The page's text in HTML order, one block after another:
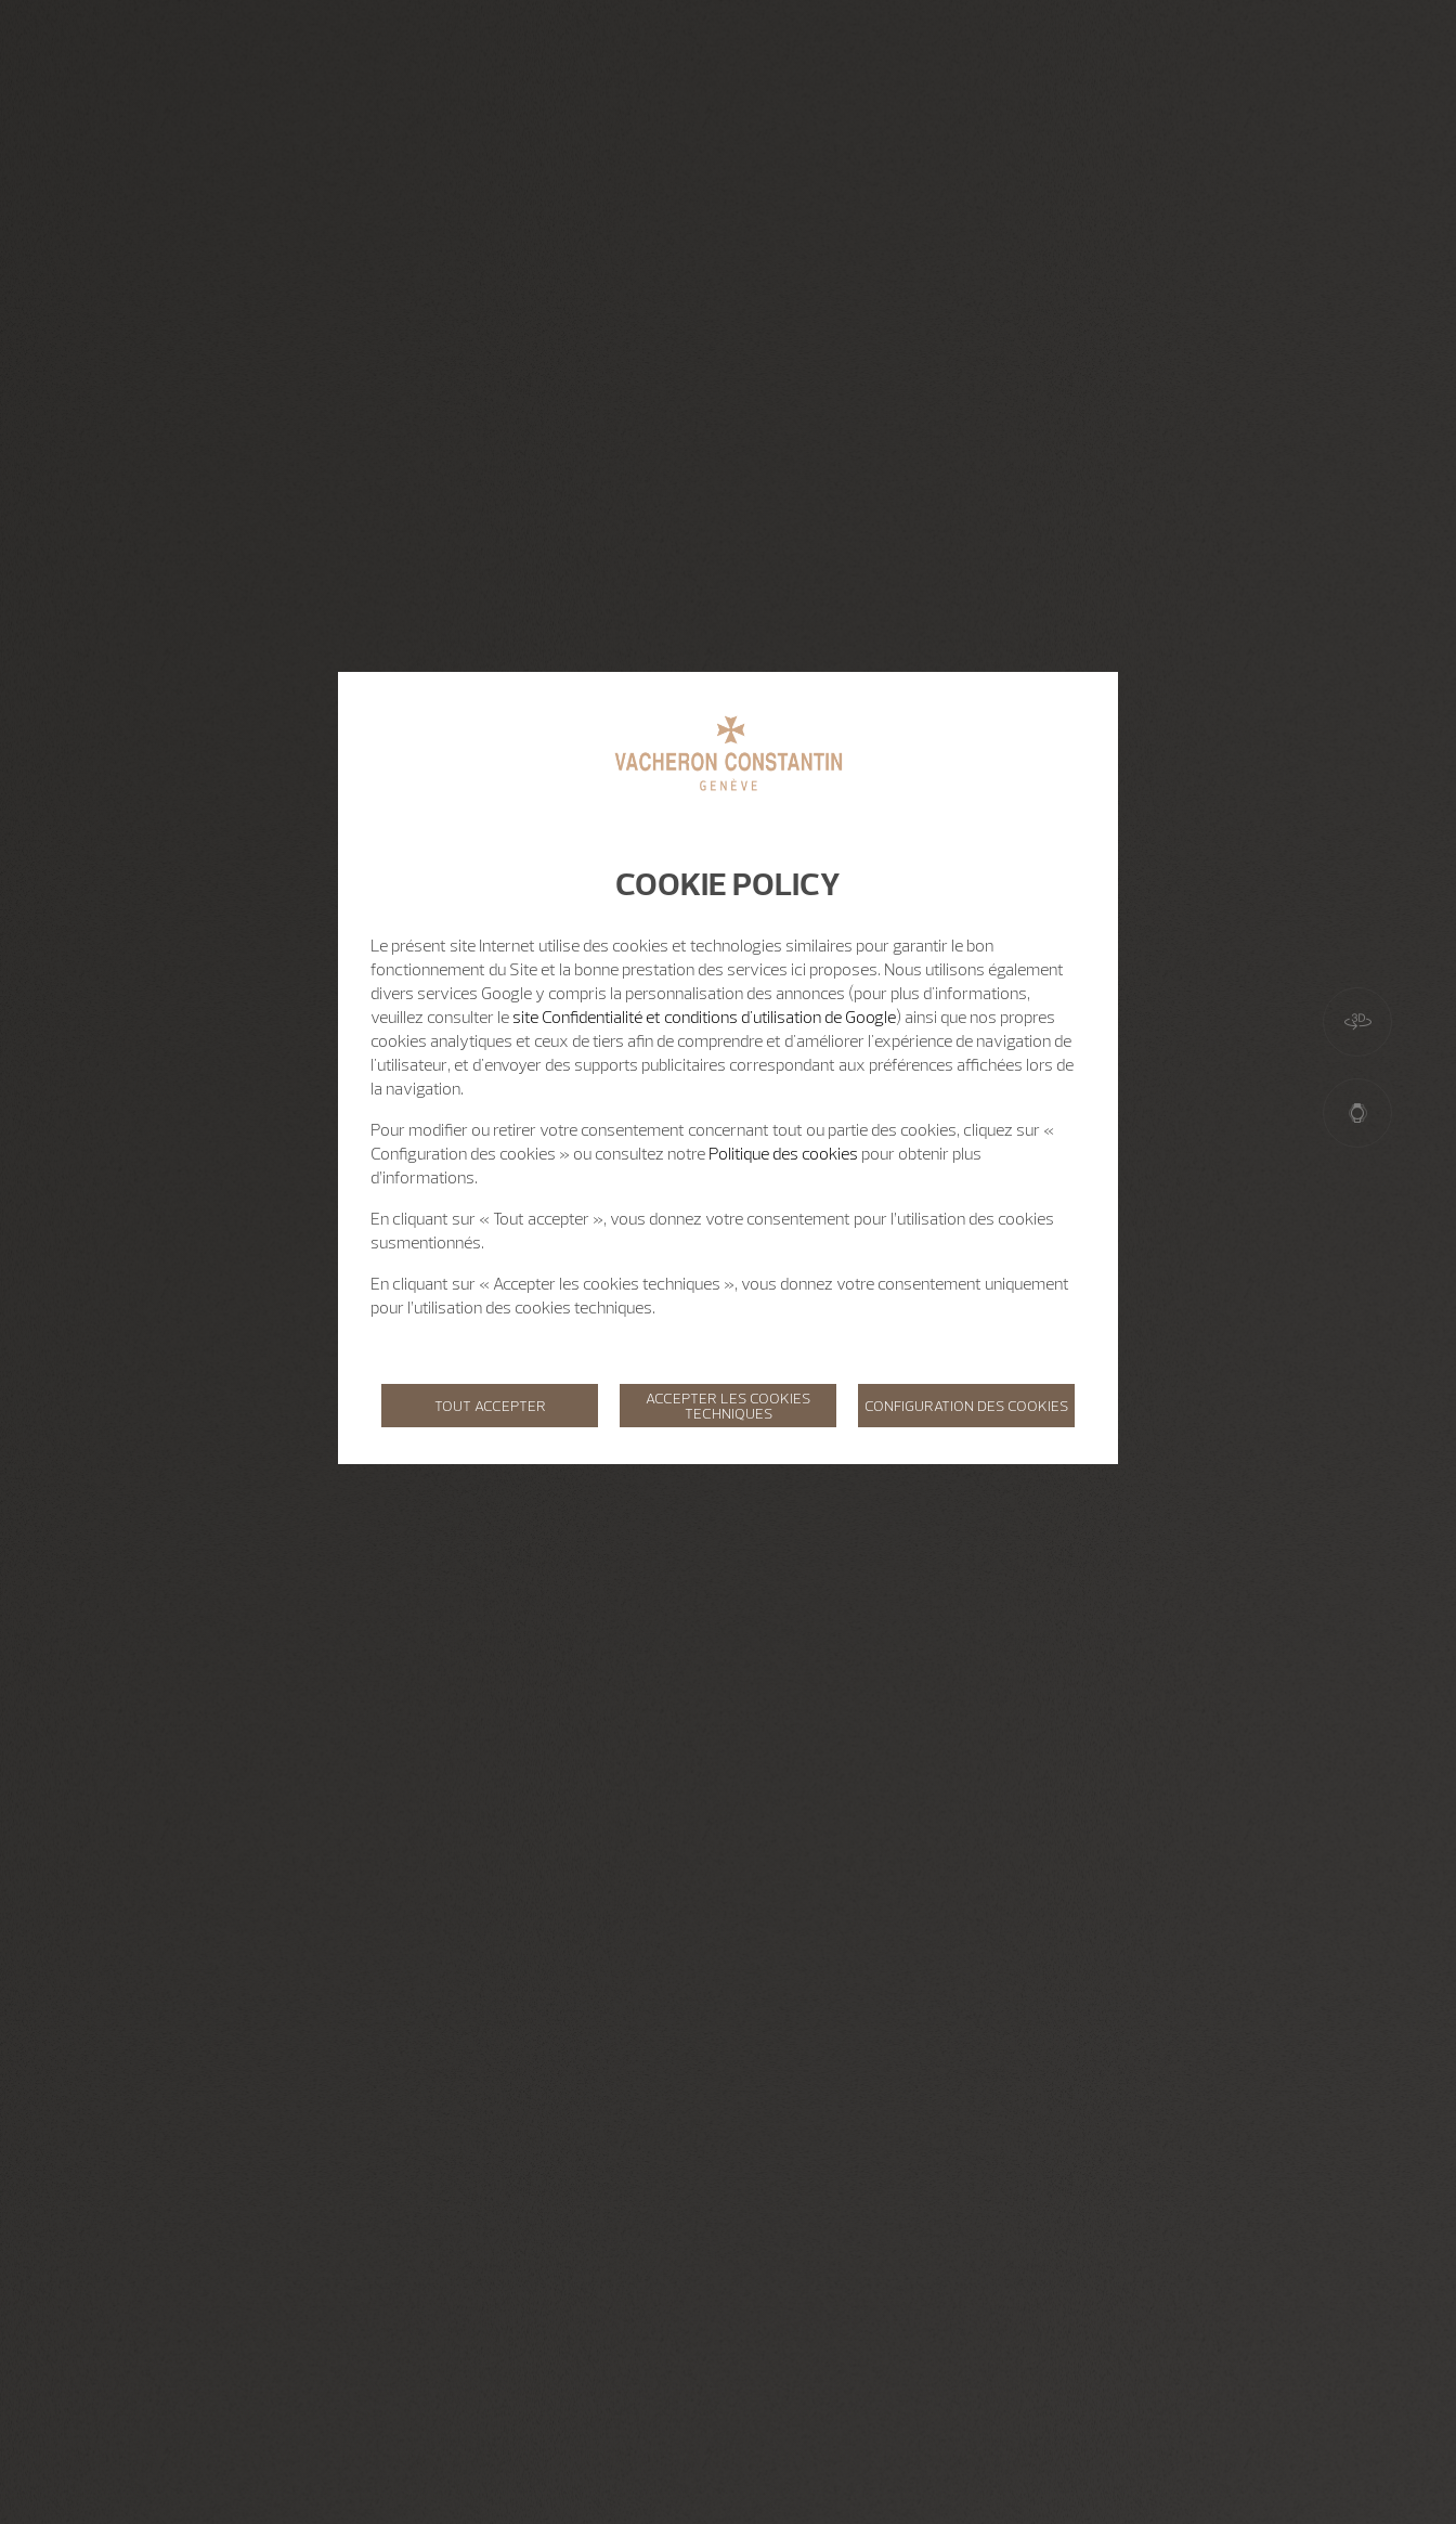
COOKIE POLICY
Le présent site Internet utilise des cookies et technologies similaires pour garantir le bon
fonctionnement du Site et la bonne prestation des services ici proposes. Nous utilisons également
divers services Google y compris la personnalisation des annonces (pour plus d'informations,
veuillez consulter le site Confidentialité et conditions d'utilisation de Google) ainsi que nos propres
cookies analytiques et ceux de tiers afin de comprendre et d'améliorer l'expérience de navigation de
l'utilisateur, et d'envoyer des supports publicitaires correspondant aux préférences affichées lors de
la navigation.
Pour modifier ou retirer votre consentement concernant tout ou partie des cookies, cliquez sur «
Configuration des cookies » ou consultez notre Politique des cookies pour obtenir plus
d’informations.
En cliquant sur « Tout accepter », vous donnez votre consentement pour l’utilisation des cookies
susmentionnés.
En cliquant sur « Accepter les cookies techniques », vous donnez votre consentement uniquement
pour l’utilisation des cookies techniques.
TOUT ACCEPTER ACCEPTER LES COOKIES
TECHNIQUES CONFIGURATION DES COOKIES